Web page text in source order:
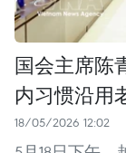
国会主席陈
内习惯沿用
18/05/2026 12:02